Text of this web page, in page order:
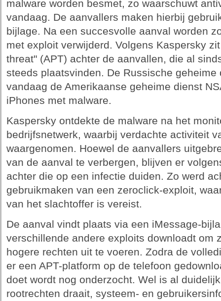
malware worden besmet, zo waarschuwt
vandaag. De aanvallers maken hierbij
bijlage. Na een succesvolle aanval worden
met exploit verwijderd. Volgens Kaspersky
threat" (APT) achter de aanvallen, die al
steeds plaatsvinden. De Russische
vandaag de Amerikaanse geheime dienst
iPhones met malware.
Kaspersky ontdekte de malware na het
bedrijfsnetwerk, waarbij verdachte activiteit
waargenomen. Hoewel de aanvallers
van de aanval te verbergen, blijven er
achter die op een infectie duiden. Zo werd
gebruikmaken van een zeroclick-exploit,
van het slachtoffer is vereist.
De aanval vindt plaats via een iMessage-
verschillende andere exploits downloadt om
hogere rechten uit te voeren. Zodra de
er een APT-platform op de telefoon
doet wordt nog onderzocht. Wel is al
rootrechten draait, systeem- en